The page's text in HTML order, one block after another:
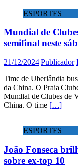
ESPORTES
Mundial de
semifinal neste
21/12/2024 Publicador
Time de Uberlândia
da China. O Praia
Mundial de Clubes de
China. O time […]
ESPORTES
João Fonseca
sobre ex-top 10